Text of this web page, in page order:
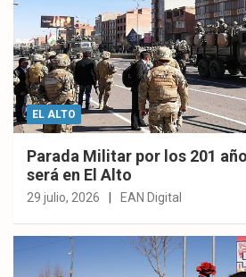
EL ALTO
Parada Militar por los 201
será en El Alto
29 julio, 2026 EAN Digital